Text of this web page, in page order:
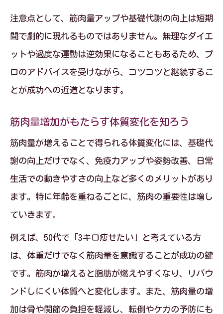
注意点として、筋肉量アップや基礎代謝の向上は短期
間で劇的に現れるものではありません。無理なダイエ
ットや過度な運動は逆効果になることもあるため、プ
ロのアドバイスを受けながら、コツコツと継続するこ
とが成功への近道となります。
筋肉量増加がもたらす体質変化を知ろう
筋肉量が増えることで得られる体質変化には、基礎代
謝の向上だけでなく、免疫力アップや姿勢改善、日常
生活での動きやすさの向上など多くのメリットがあり
ます。特に年齢を重ねるごとに、筋肉の重要性は増し
ていきます。
例えば、50代で「3キロ痩せたい」と考えている方
は、体重だけでなく筋肉量を意識することが成功の鍵
です。筋肉が増えると脂肪が燃えやすくなり、リバウ
ンドしにくい体質へと変化します。また、筋肉量の増
加は骨や関節の負担を軽減し、転倒やケガの予防にも